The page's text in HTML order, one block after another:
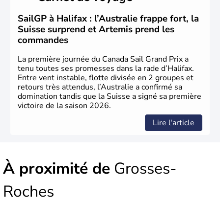
biotechnologies, l’industrie pharmaceutique, le génie
conseil constituent ses pôles essentiels d’activité.
SailGP à Halifax : l’Australie frappe fort, la
Suisse surprend et Artemis prend les
commandes
La première journée du Canada Sail Grand Prix a
tenu toutes ses promesses dans la rade d’Halifax.
Entre vent instable, flotte divisée en 2 groupes et
retours très attendus, l’Australie a confirmé sa
domination tandis que la Suisse a signé sa première
victoire de la saison 2026.
Lire l'article
À proximité de Grosses-
Roches